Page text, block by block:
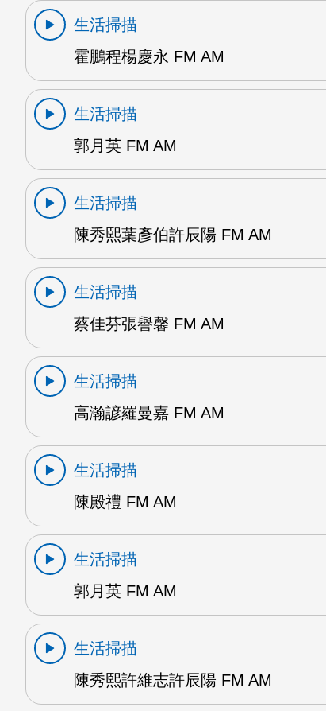
生活掃描
霍鵬程楊慶永 FM AM
生活掃描
郭月英 FM AM
生活掃描
陳秀熙葉彥伯許辰陽 FM AM
生活掃描
蔡佳芬張譽馨 FM AM
生活掃描
高瀚諺羅曼嘉 FM AM
生活掃描
陳殿禮 FM AM
生活掃描
郭月英 FM AM
生活掃描
陳秀熙許維志許辰陽 FM AM